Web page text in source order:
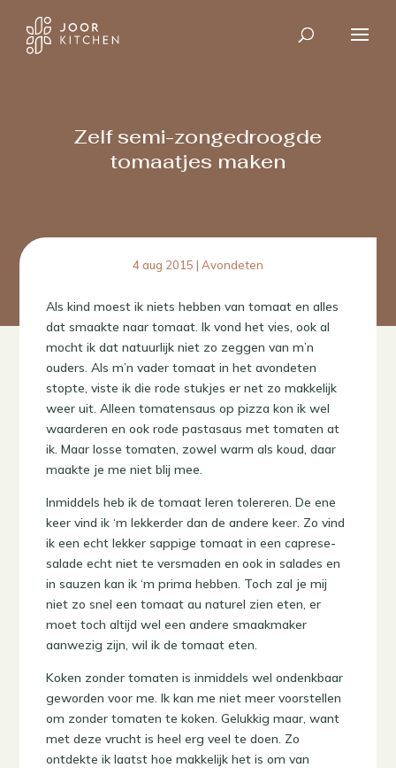
Zelf semi-zongedroogde
tomaatjes maken
4 aug 2015 | Avondeten
Als kind moest ik niets hebben van tomaat en alles
dat smaakte naar tomaat. Ik vond het vies, ook al
mocht ik dat natuurlijk niet zo zeggen van m’n
ouders. Als m’n vader tomaat in het avondeten
stopte, viste ik die rode stukjes er net zo makkelijk
weer uit. Alleen tomatensaus op pizza kon ik wel
waarderen en ook rode pastasaus met tomaten at
ik. Maar losse tomaten, zowel warm als koud, daar
maakte je me niet blij mee.
Inmiddels heb ik de tomaat leren tolereren. De ene
keer vind ik ‘m lekkerder dan de andere keer. Zo vind
ik een echt lekker sappige tomaat in een caprese-
salade echt niet te versmaden en ook in salades en
in sauzen kan ik ‘m prima hebben. Toch zal je mij
niet zo snel een tomaat au naturel zien eten, er
moet toch altijd wel een andere smaakmaker
aanwezig zijn, wil ik de tomaat eten.
Koken zonder tomaten is inmiddels wel ondenkbaar
geworden voor me. Ik kan me niet meer voorstellen
om zonder tomaten te koken. Gelukkig maar, want
met deze vrucht is heel erg veel te doen. Zo
ontdekte ik laatst hoe makkelijk het is om van